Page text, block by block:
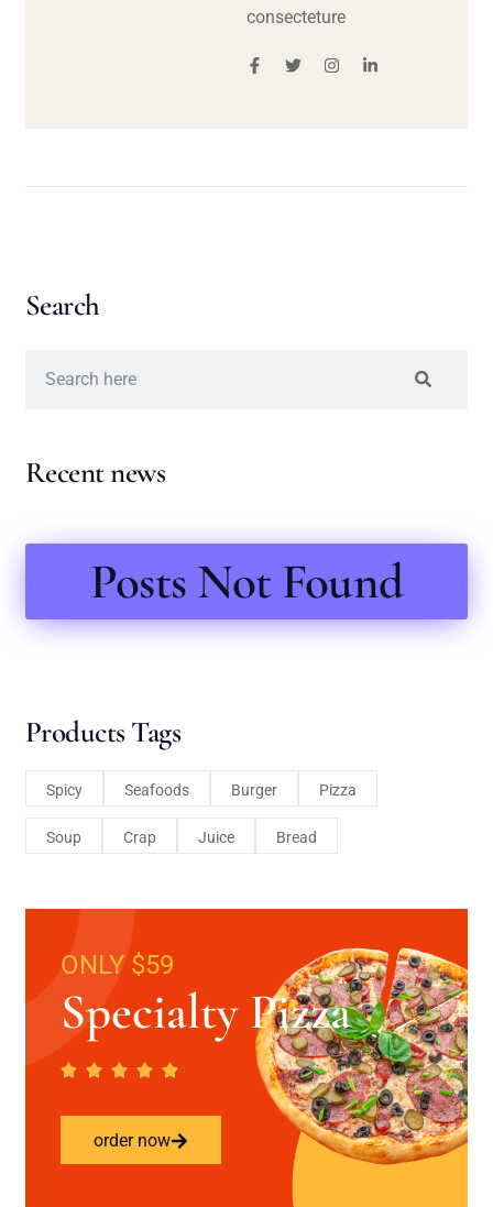
consecteture
Search
Recent news
Posts Not Found
Products Tags
Spicy Seafoods Burger Pizza
Soup Crap Juice Bread
ONLY $59
Specialty Pizza
order now